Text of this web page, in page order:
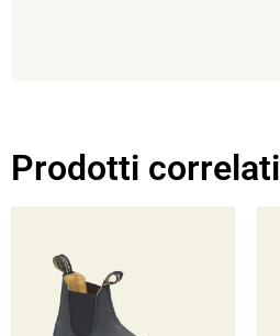
Prodotti correlati